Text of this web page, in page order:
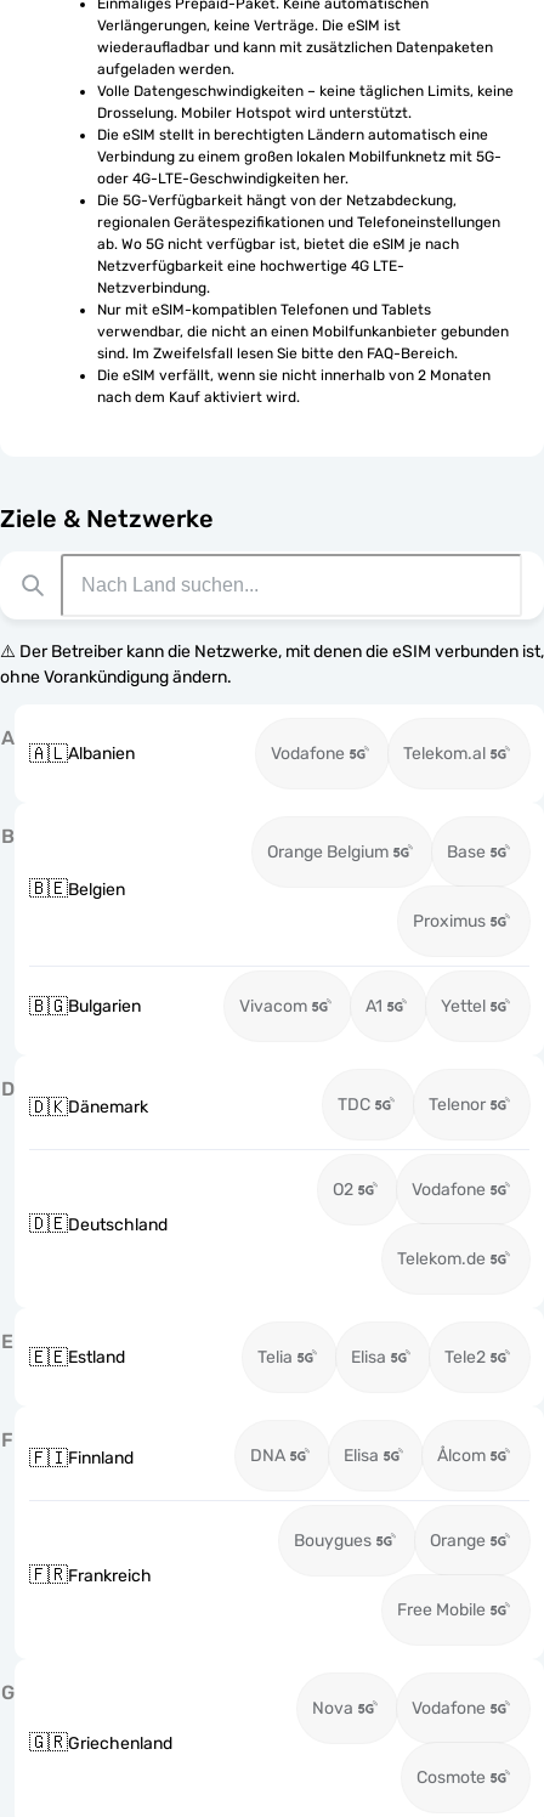
Einmaliges Prepaid-Paket. Keine automatischen
Verlängerungen, keine Verträge. Die eSIM ist
wiederaufladbar und kann mit zusätzlichen Datenpaketen
aufgeladen werden.
Volle Datengeschwindigkeiten – keine täglichen Limits, keine
Drosselung. Mobiler Hotspot wird unterstützt.
Die eSIM stellt in berechtigten Ländern automatisch eine
Verbindung zu einem großen lokalen Mobilfunknetz mit 5G-
oder 4G-LTE-Geschwindigkeiten her.
Die 5G-Verfügbarkeit hängt von der Netzabdeckung,
regionalen Gerätespezifikationen und Telefoneinstellungen
ab. Wo 5G nicht verfügbar ist, bietet die eSIM je nach
Netzverfügbarkeit eine hochwertige 4G LTE-
Netzverbindung.
Nur mit eSIM-kompatiblen Telefonen und Tablets
verwendbar, die nicht an einen Mobilfunkanbieter gebunden
sind. Im Zweifelsfall lesen Sie bitte den FAQ-Bereich.
Die eSIM verfällt, wenn sie nicht innerhalb von 2 Monaten
nach dem Kauf aktiviert wird.
Ziele & Netzwerke
⚠️ Der Betreiber kann die Netzwerke, mit denen die eSIM verbunden ist,
ohne Vorankündigung ändern.
A
🇦🇱Albanien Vodafone Telekom.al
B
🇧🇪Belgien
Orange Belgium Base
Proximus
🇧🇬Bulgarien Vivacom A1 Yettel
D
🇩🇰Dänemark TDC Telenor
🇩🇪Deutschland
O2 Vodafone
Telekom.de
E
🇪🇪Estland Telia Elisa Tele2
F
🇫🇮Finnland DNA Elisa Ålcom
🇫🇷Frankreich
Bouygues Orange
Free Mobile
G
🇬🇷Griechenland
Nova Vodafone
Cosmote